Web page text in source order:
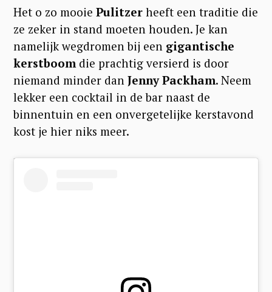
Het o zo mooie Pulitzer heeft een traditie die
ze zeker in stand moeten houden. Je kan
namelijk wegdromen bij een gigantische
kerstboom die prachtig versierd is door
niemand minder dan Jenny Packham. Neem
lekker een cocktail in de bar naast de
binnentuin en een onvergetelijke kerstavond
kost je hier niks meer.
r
c
h
f
o
r
: